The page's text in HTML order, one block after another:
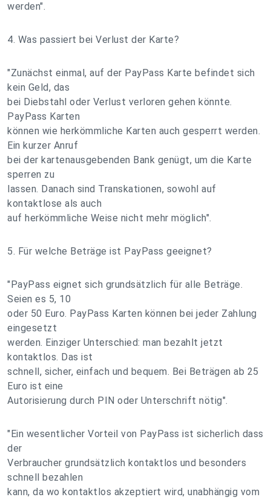
werden".
4. Was passiert bei Verlust der Karte?
"Zunächst einmal, auf der PayPass Karte befindet sich
kein Geld, das
bei Diebstahl oder Verlust verloren gehen könnte.
PayPass Karten
können wie herkömmliche Karten auch gesperrt werden.
Ein kurzer Anruf
bei der kartenausgebenden Bank genügt, um die Karte
sperren zu
lassen. Danach sind Transkationen, sowohl auf
kontaktlose als auch
auf herkömmliche Weise nicht mehr möglich".
5. Für welche Beträge ist PayPass geeignet?
"PayPass eignet sich grundsätzlich für alle Beträge.
Seien es 5, 10
oder 50 Euro. PayPass Karten können bei jeder Zahlung
eingesetzt
werden. Einziger Unterschied: man bezahlt jetzt
kontaktlos. Das ist
schnell, sicher, einfach und bequem. Bei Beträgen ab 25
Euro ist eine
Autorisierung durch PIN oder Unterschrift nötig".
"Ein wesentlicher Vorteil von PayPass ist sicherlich dass
der
Verbraucher grundsätzlich kontaktlos und besonders
schnell bezahlen
kann, da wo kontaktlos akzeptiert wird, unabhängig vom